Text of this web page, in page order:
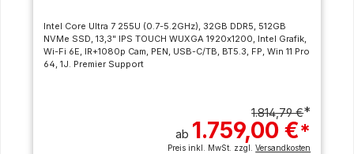
Intel Core Ultra 7 255U (0.7-5.2GHz), 32GB DDR5, 512GB
NVMe SSD, 13,3" IPS TOUCH WUXGA 1920x1200, Intel Grafik,
Wi-Fi 6E, IR+1080p Cam, PEN, USB-C/TB, BT5.3, FP, Win 11 Pro
64, 1J. Premier Support
1.814,79 €*
ab 1.759,00 €*
Preis inkl. MwSt. zzgl.Versandkosten